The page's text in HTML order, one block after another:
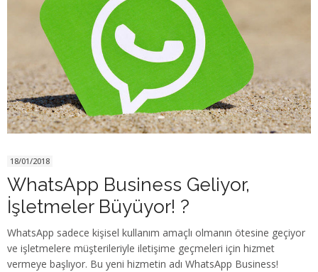
18/01/2018
WhatsApp Business Geliyor,
İşletmeler Büyüyor! ?
WhatsApp sadece kişisel kullanım amaçlı olmanın ötesine geçiyor
ve işletmelere müşterileriyle iletişime geçmeleri için hizmet
vermeye başlıyor. Bu yeni hizmetin adı WhatsApp Business!